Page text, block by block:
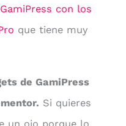
con los
que tiene muy
de GamiPress
Si quieres